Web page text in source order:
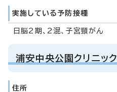
実施している予防接種
日脳2期、2混、子宮頸がん
浦安中央公園クリニック
住所